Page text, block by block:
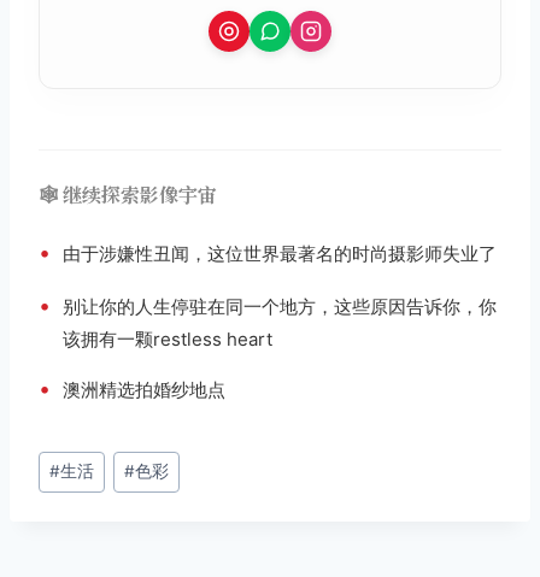
🕸️ 继续探索影像宇宙
• 由于涉嫌性丑闻，这位世界最著名的时尚摄影师失业了
•
别让你的人生停驻在同一个地方，这些原因告诉你，你
该拥有一颗restless heart
• 澳洲精选拍婚纱地点
文
章
#生活 #色彩